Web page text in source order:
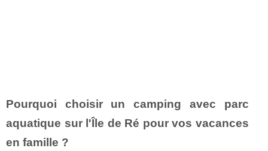
Pourquoi choisir un camping avec parc
aquatique sur l'Île de Ré pour vos vacances
en famille ?